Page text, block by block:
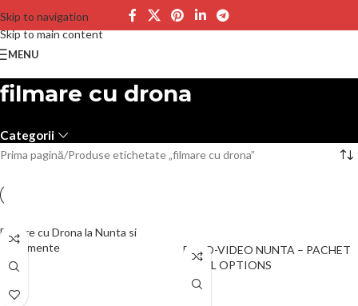
Skip to navigation
Skip to main content
MENU
filmare cu drona
Categorii
Prima pagină Produse etichetate „filmare cu drona”
Filmare cu Drona la Nunta si
Evenimente
FOTO-VIDEO NUNTA – PACHET
4 FULL OPTIONS